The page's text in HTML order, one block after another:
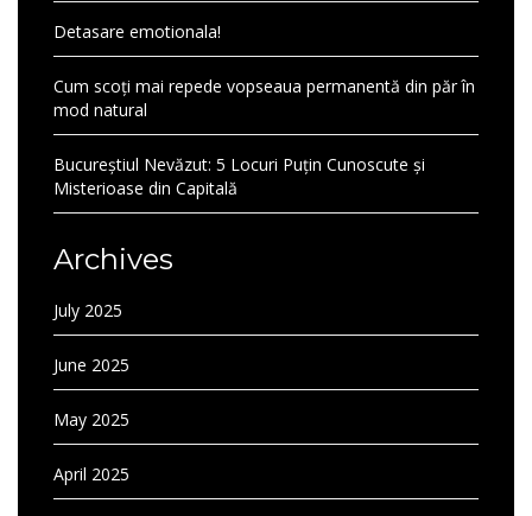
Detasare emotionala!
Cum scoți mai repede vopseaua permanentă din păr în
mod natural
Bucureștiul Nevăzut: 5 Locuri Puțin Cunoscute și
Misterioase din Capitală
Archives
July 2025
June 2025
May 2025
April 2025